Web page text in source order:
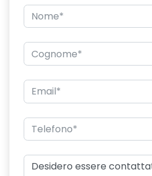
specchio retrovisore laterale doppio